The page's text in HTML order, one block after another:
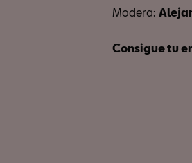
Modera:
Consigue tu